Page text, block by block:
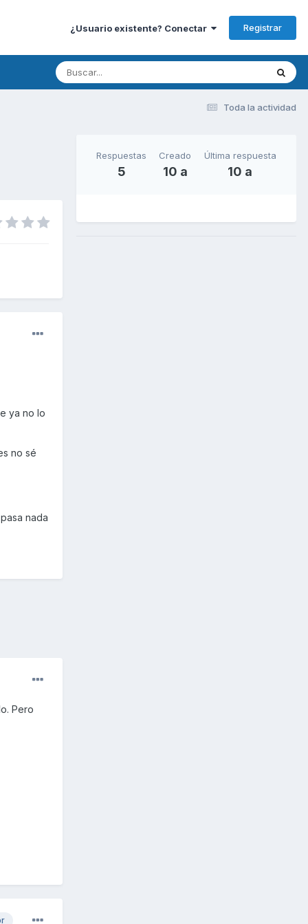
¿Usuario existente? Conectar Registrar
Toda la actividad
ya no lo
no sé
nada
Pero
Respuestas
5
Creado
10 a
Última respuesta
10 a